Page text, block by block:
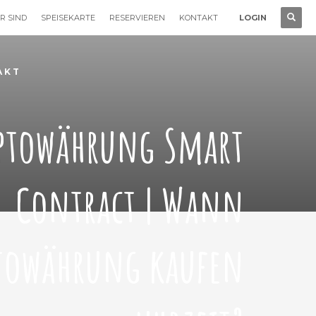
SIND SPEISEKARTE RESERVIEREN KONTAKT LOGIN
Smart
Contract | Wann